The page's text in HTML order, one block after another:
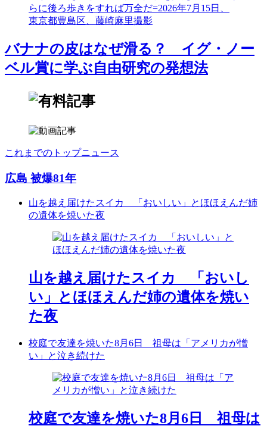
バナナの皮はなぜ滑る？ イグ・ノー
ベル賞に学ぶ自由研究の発想法
これまでのトップニュース
広島 被爆81年
山を越え届けたスイカ 「おいしい」とほほえんだ姉
の遺体を焼いた夜
山を越え届けたスイカ 「おいし
い」とほほえんだ姉の遺体を焼い
た夜
校庭で友達を焼いた8月6日 祖母は「アメリカが憎
い」と泣き続けた
校庭で友達を焼いた8月6日 祖母は